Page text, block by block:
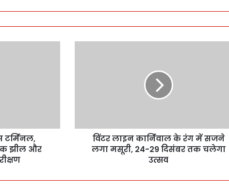
झील और
विंटर लाइन कार्निवाल के रंग में सजने
लगा मसूरी, 24-29 दिसंबर तक चलेगा
उत्सव